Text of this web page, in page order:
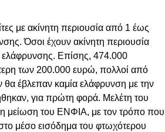
με ακίνητη περιουσία από 1 έως
Όσοι έχουν ακίνητη περιουσία
ελάφρυνσης. Επίσης, 474.000
των 200.000 ευρώ, πολλοί από
θα έβλεπαν καμία ελάφρυνση με την
για πρώτη φορά. Μελέτη του
μείωση του ΕΝΦΙΑ, με τον τρόπο που
μέσο εισόδημα του φτωχότερου